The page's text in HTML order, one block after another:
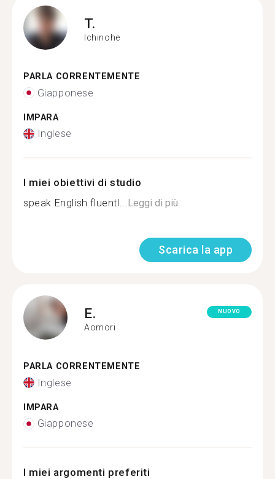
T.
Ichinohe
PARLA CORRENTEMENTE
Giapponese
IMPARA
Inglese
I miei obiettivi di studio
speak English fluentl...Leggi di più
Scarica la app
E.
Aomori
NUOVO
PARLA CORRENTEMENTE
Inglese
IMPARA
Giapponese
I miei argomenti preferiti